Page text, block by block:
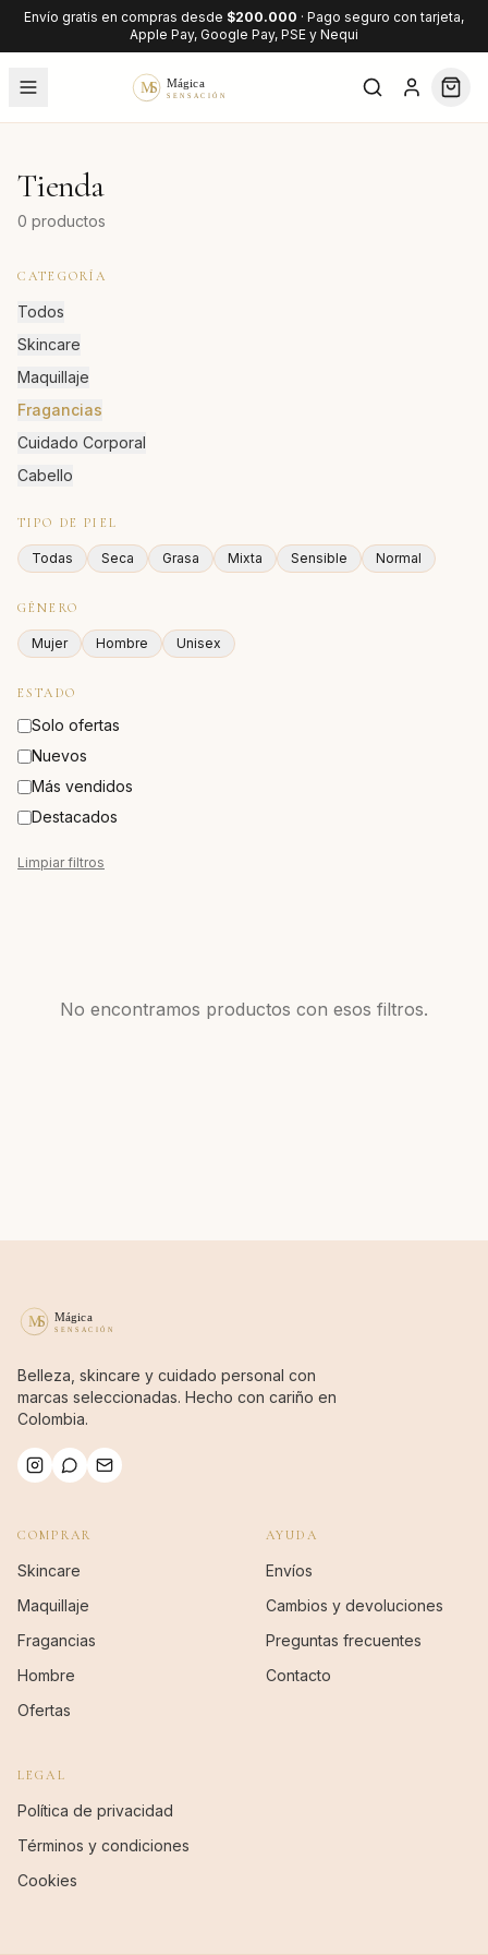
Envío gratis en compras desde $200.000 · Pago seguro con tarjeta,
Apple Pay, Google Pay, PSE y Nequi
Tienda
0 productos
CATEGORÍA
Todos
Skincare
Maquillaje
Fragancias
Cuidado Corporal
Cabello
TIPO DE PIEL
Todas Seca Grasa Mixta Sensible Normal
GÉNERO
Mujer Hombre Unisex
ESTADO
Solo ofertas
Nuevos
Más vendidos
Destacados
Limpiar filtros
No encontramos productos con esos filtros.
Belleza, skincare y cuidado personal con
marcas seleccionadas. Hecho con cariño en
Colombia.
COMPRAR
Skincare
Maquillaje
Fragancias
Hombre
Ofertas
AYUDA
Envíos
Cambios y devoluciones
Preguntas frecuentes
Contacto
LEGAL
Política de privacidad
Términos y condiciones
Cookies